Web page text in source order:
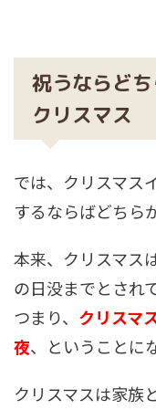
祝うならど
クリスマス
では、クリスマス
するならばどちら
本来、クリスマス
の日没までとされ
つまり、 クリスマ
夜、ということに
クリスマスは家族